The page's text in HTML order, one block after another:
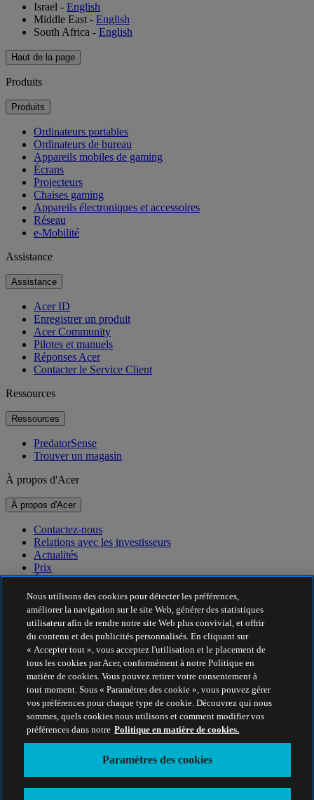
Israel - English
Middle East - English
South Africa - English
Haut de la page
Produits
Produits
Ordinateurs portables
Ordinateurs de bureau
Appareils mobiles de gaming
Écrans
Projecteurs
Chaises gaming
Appareils électroniques et accessoires
Réseau
e-Mobilité
Assistance
Assistance
Acer ID
Enregistrer un produit
Acer Community
Pilotes et manuels
Réponses Acer
Contacter le Service Client
Ressources
Ressources
PredatorSense
Trouver un magasin
À propos d'Acer
À propos d'Acer
Contactez-nous
Relations avec les investisseurs
Actualités
Prix
Événements
Développement durable
Développement durable
Responsabilité sociale de l'entreprise
Empreinte carbone du produit
Project Humanity
Earthion
Politique de confidentialité
Politique en matière de cookies
Mentions légales
Informations légales supplémentaires
Politique en matière d'accessibilité
Paramètres des cookies
France - Français
Nous utilisons des cookies pour détecter les préférences,
améliorer la navigation sur le site Web, générer des statistiques
utilisateur afin de rendre notre site Web plus convivial, et offrir
du contenu et des publicités personnalisés. En cliquant sur
« Accepter tout », vous acceptez l'utilisation et le placement de
tous les cookies par Acer, conformément à notre Politique en
matière de cookies. Vous pouvez retirer votre consentement à
tout moment. Sous « Paramètres des cookie », vous pouvez gérer
vos préférences pour chaque type de cookie. Découvrez qui nous
sommes, quels cookies nous utilisons et comment modifier vos
préférences dans notre Politique en matière de cookies.
Paramètres des cookies